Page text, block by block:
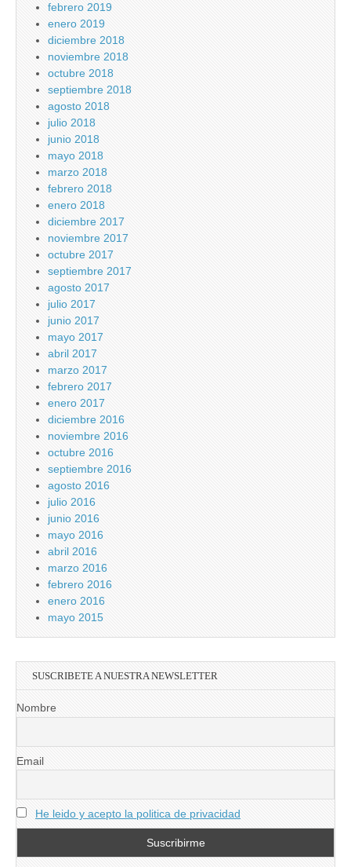
febrero 2019
enero 2019
diciembre 2018
noviembre 2018
octubre 2018
septiembre 2018
agosto 2018
julio 2018
junio 2018
mayo 2018
marzo 2018
febrero 2018
enero 2018
diciembre 2017
noviembre 2017
octubre 2017
septiembre 2017
agosto 2017
julio 2017
junio 2017
mayo 2017
abril 2017
marzo 2017
febrero 2017
enero 2017
diciembre 2016
noviembre 2016
octubre 2016
septiembre 2016
agosto 2016
julio 2016
junio 2016
mayo 2016
abril 2016
marzo 2016
febrero 2016
enero 2016
mayo 2015
SUSCRIBETE A NUESTRA NEWSLETTER
Nombre
Email
He leido y acepto la politica de privacidad